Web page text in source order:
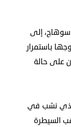
سوهاج، إلى
باستمرار
على حالة
نشب في
السيطرة